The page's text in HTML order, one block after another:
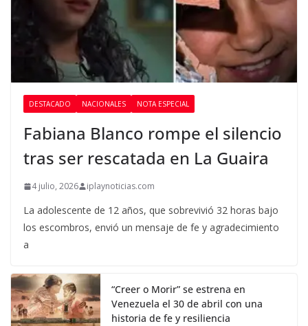
DESTACADO NACIONALES NOTA ESPECIAL
Fabiana Blanco rompe el silencio
tras ser rescatada en La Guaira
4 julio, 2026 iplaynoticias.com
La adolescente de 12 años, que sobrevivió 32 horas bajo
los escombros, envió un mensaje de fe y agradecimiento
a
“Creer o Morir” se estrena en
Venezuela el 30 de abril con una
historia de fe y resiliencia